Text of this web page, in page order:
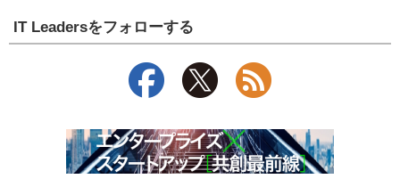
IT Leadersをフォローする